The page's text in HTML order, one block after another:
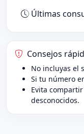
Últimas
Consejos
No incluyas el
Si tu número
Evita
desconocidos.